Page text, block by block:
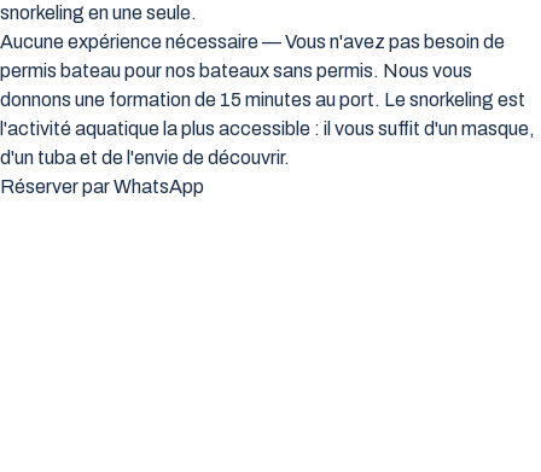
snorkeling en une seule.
Aucune expérience nécessaire — Vous n'avez pas besoin de
permis bateau pour nos bateaux sans permis. Nous vous
donnons une formation de 15 minutes au port. Le snorkeling est
l'activité aquatique la plus accessible : il vous suffit d'un masque,
d'un tuba et de l'envie de découvrir.
Réserver par WhatsApp